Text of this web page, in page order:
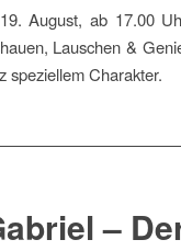
August, ab 17.00
Lauschen &
speziellem Charakter.
–